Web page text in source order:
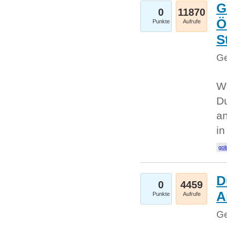
0
Punkte
11870
Aufrufe
0
Punkte
4459
Aufrufe